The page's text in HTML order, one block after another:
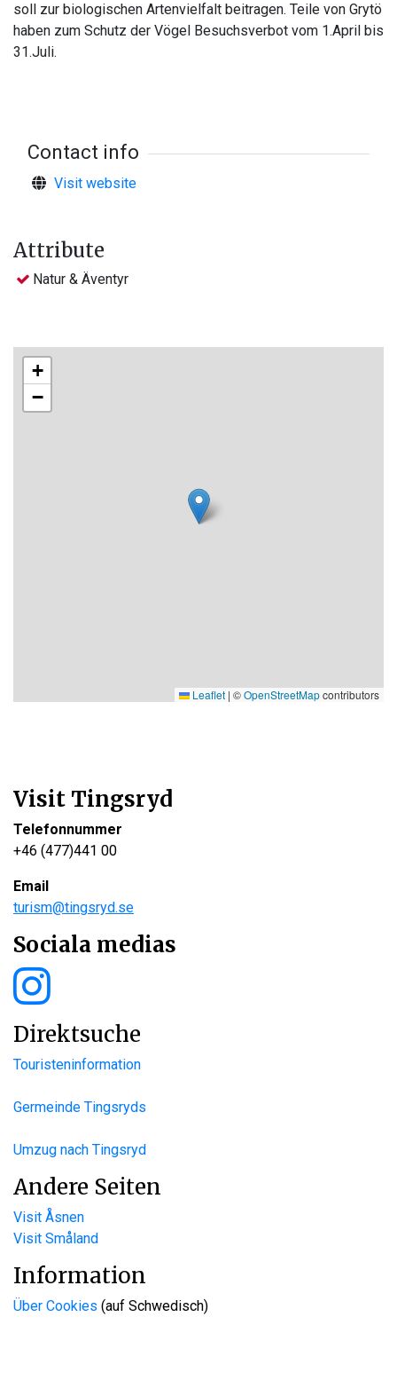
soll zur biologischen Artenvielfalt beitragen. Teile von Grytö
haben zum Schutz der Vögel Besuchsverbot vom 1.April bis
31.Juli.
Contact info
Visit website
Attribute
Natur & Äventyr
+
−
Leaflet | ©OpenStreetMapcontributors
Visit Tingsryd
Telefonnummer
+46 (477)441 00
Email
turism@tingsryd.se
Sociala medias
Direktsuche
Touristeninformation
Germeinde Tingsryds
Umzug nach Tingsryd
Andere Seiten
Visit Åsnen
Visit Småland
Information
Über Cookies (auf Schwedisch)